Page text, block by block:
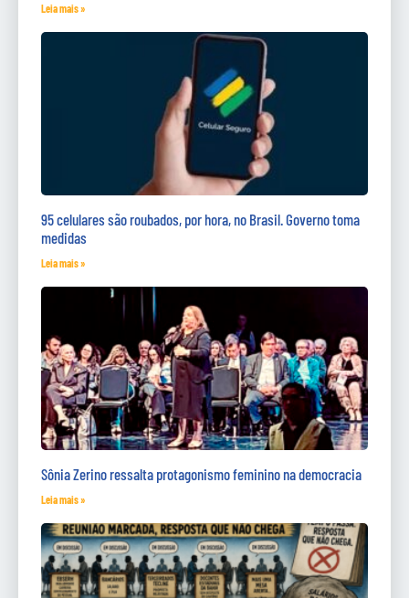
Leia mais »
95 celulares são roubados, por hora, no Brasil. Governo toma
medidas
Leia mais »
Sônia Zerino ressalta protagonismo feminino na democracia
Leia mais »